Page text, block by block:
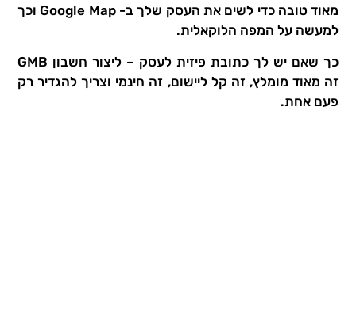
מאוד טובה כדי לשים את העסק שלך ב- Google Map וכך
למעשה על המפה הלוקאלית.
כך שאם יש לך כתובת פיזית לעסק – ליצור חשבון GMB
זה מאוד מומלץ, זה קל ליישום, זה חינמי וצריך להגדיר רק
פעם אחת.